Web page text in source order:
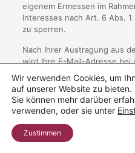
eigenem Ermessen im
Interesses nach Art. 6 Abs.
zu sperren.
Nach Ihrer Austragung aus
wird Ihre E-Mail-Adresse bei
Newsletterdiensteanbieter
gespeichert, um künftige
aus der Blacklist werden
und nicht mit anderen Daten
sowohl Ihrem Interesse als
Einhaltung der gesetzlichen
Newslettern (berechtigtes
Wir verwenden Cookies, um
auf unserer Website zu bieten.
Sie können mehr darüber
verwenden, oder sie unter
Zustimmen